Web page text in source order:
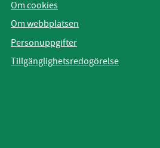
Om cookies
Om webbplatsen
Personuppgifter
Tillgänglighetsredogörelse